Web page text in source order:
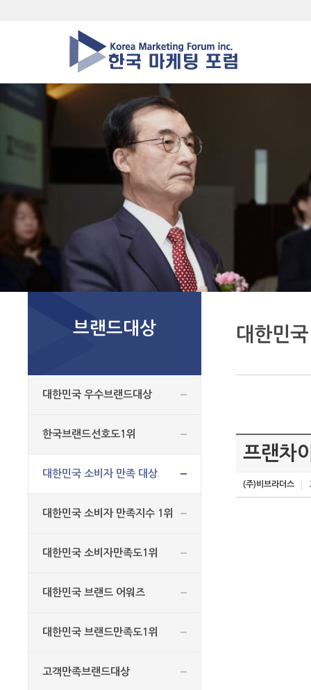
브랜드대상
대한민국 우수브랜드대상
한국브랜드선호도1위
대한민국 소비자 만족 대상
대한민국 소비자 만족지수 1위
대한민국 소비자만족도1위
대한민국 브랜드 어워즈
대한민국 브랜드만족도1위
고객만족브랜드대상
대한민
프랜차
(주)비브라더스